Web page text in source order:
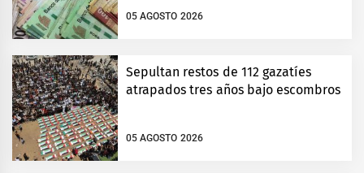
05 AGOSTO 2026
Sepultan restos de 112 gazatíes
atrapados tres años bajo escombros
05 AGOSTO 2026